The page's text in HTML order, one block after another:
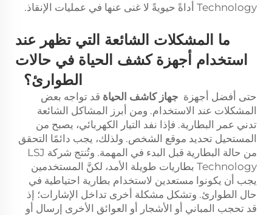
Technology أداةً حيويةً لا غنى عنها في عمليات الإنقاذ.
ما المشكلات الشائعة التي تظهر عند
استخدام أجهزة كشف الحياة في حالات
الطوارئ؟
حتى أفضل أجهزة جهاز كاشف الحياة قد تواجه بعض
المشكلات عند الاستخدام. ومن أبرز المشاكل الشائعة
تدني عمر البطارية. فإذا نفد التيار الكهربائي، يصبح من
المستحيل تحديد موقع الشخص. ولذلك، يجب دائمًا التحقق
من حالة البطارية قبل البدء في المهمة. وتُنتج شركة LSJ
Technology بطاريات طويلة الأمد، لكنَّ المستخدمين
يجب أن يكونوا مستعدين لاستخدام بطارية احتياطية في
حال الطوارئ. وتشكل مشكلة أخرى تداخل الإشارات؛ إذ
قد تحجب المباني أو الأشجار أو العوائق الأخرى إرسال أو